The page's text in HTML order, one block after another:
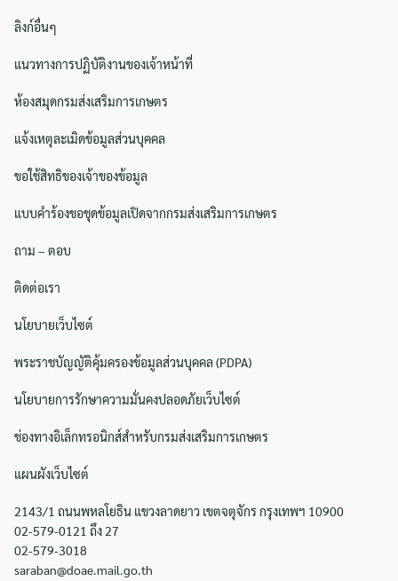
ลิงก์อื่นๆ
แนวทางการปฏิบัติงานของเจ้าหน้าที่
ห้องสมุดกรมส่งเสริมการเกษตร
แจ้งเหตุละเมิดข้อมูลส่วนบุคคล
ขอใช้สิทธิของเจ้าของข้อมูล
แบบคำร้องขอชุดข้อมูลเปิดจากกรมส่งเสริมการเกษตร
ถาม – ตอบ
ติดต่อเรา
นโยบายเว็บไซต์
พระราชบัญญัติคุ้มครองข้อมูลส่วนบุคคล (PDPA)
นโยบายการรักษาความมั่นคงปลอดภัยเว็บไซต์
ช่องทางอิเล็กทรอนิกส์สำหรับกรมส่งเสริมการเกษตร
แผนผังเว็บไซต์
2143/1 ถนนพหลโยธิน แขวงลาดยาว เขตจตุจักร กรุงเทพฯ 10900
02-579-0121 ถึง 27
02-579-3018
saraban@doae.mail.go.th